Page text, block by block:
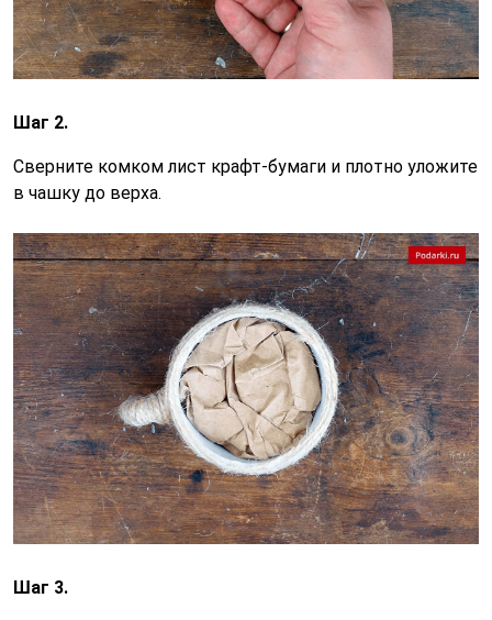
Шаг 2.
Сверните комком лист крафт-бумаги и плотно уложите
в чашку до верха.
Шаг 3.